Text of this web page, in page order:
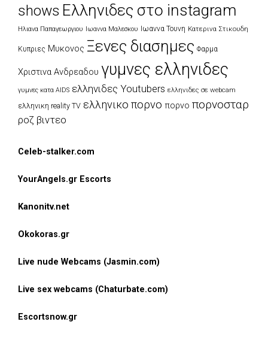
shows Ελληνιδες στο instagram
Ηλιανα Παπαγεωργιου Ιωαννα Μαλεσκου Ιωαννα Τουνη Κατερινα Στικουδη
Κυπριες Μυκονος Ξενες διασημες Φαρμα
Χριστινα Ανδρεαδου γυμνες ελληνιδες
γυμνες κατα AIDS ελληνιδες Youtubers ελληνιδες σε webcam
ελληνικη reality TV ελληνικο πορνο πορνο πορνοσταρ
ροζ βιντεο
Celeb-stalker.com
YourAngels.gr Escorts
Kanonitv.net
Okokoras.gr
Live nude Webcams (Jasmin.com)
Live sex webcams (Chaturbate.com)
Escortsnow.gr